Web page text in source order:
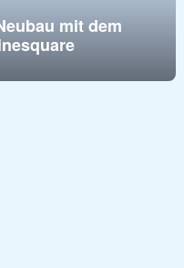
mit dem